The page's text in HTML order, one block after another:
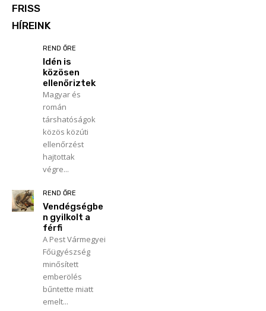
FRISS
HÍREINK
REND ŐRE
Idén is
közösen
ellenőriztek
Magyar és
román
társhatóságok
közös közúti
ellenőrzést
hajtottak
végre...
REND ŐRE
Vendégségbe
n gyilkolt a
férfi
A Pest Vármegyei
Főügyészség
minősített
emberölés
bűntette miatt
emelt...